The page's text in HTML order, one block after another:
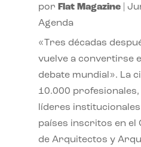
por Flat Magazine|
Agenda
«Tres décadas
vuelve a convertirse
debate mundial». La
10.000
líderes
países inscritos en el
de Arquitectos y